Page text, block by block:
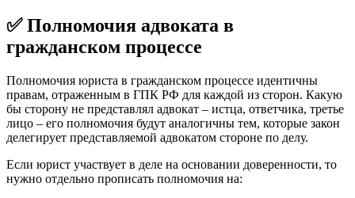
✅ Полномочия адвоката в
гражданском процессе
Полномочия юриста в гражданском процессе идентичны
правам, отраженным в ГПК РФ для каждой из сторон. Какую
бы сторону не представлял адвокат – истца, ответчика, третье
лицо – его полномочия будут аналогичны тем, которые закон
делегирует представляемой адвокатом стороне по делу.
Если юрист участвует в деле на основании доверенности, то
нужно отдельно прописать полномочия на: